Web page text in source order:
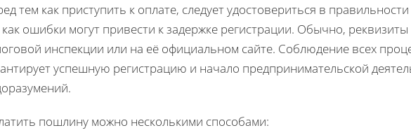
тем как приступить к оплате, следует удостовериться в
как ошибки могут привести к задержке регистрации. Обычно,
инспекции или на её официальном сайте. Соблюдение всех
успешную регистрацию и начало предпринимательской
пошлину можно несколькими способами: